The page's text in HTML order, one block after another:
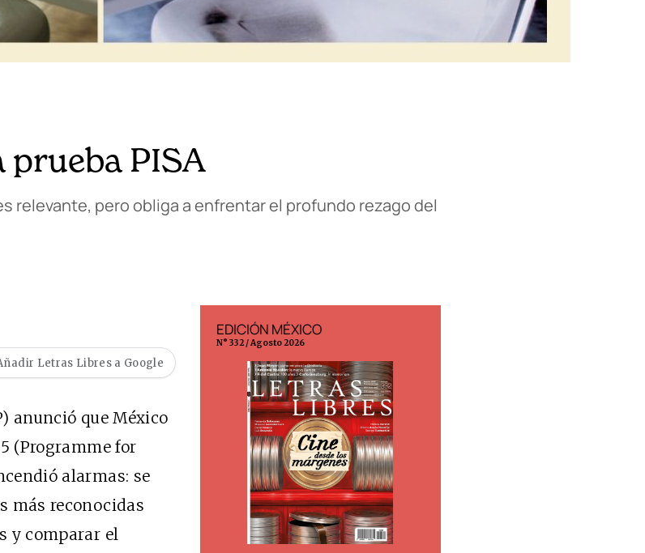
prueba PISA
relevante, pero obliga a enfrentar el profundo rezago del
Letras Libres a Google
anunció que México
(Programme for
alarmas: se
más reconocidas
y comparar el
EDICIÓN MÉXICO
N° 332 / Agosto 2026